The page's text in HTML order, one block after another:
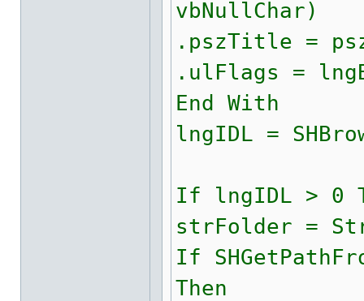
vbNullChar)
.pszTitle =
.ulFlags =
End With
lngIDL =
If lngIDL > 0
strFolder =
If
Then